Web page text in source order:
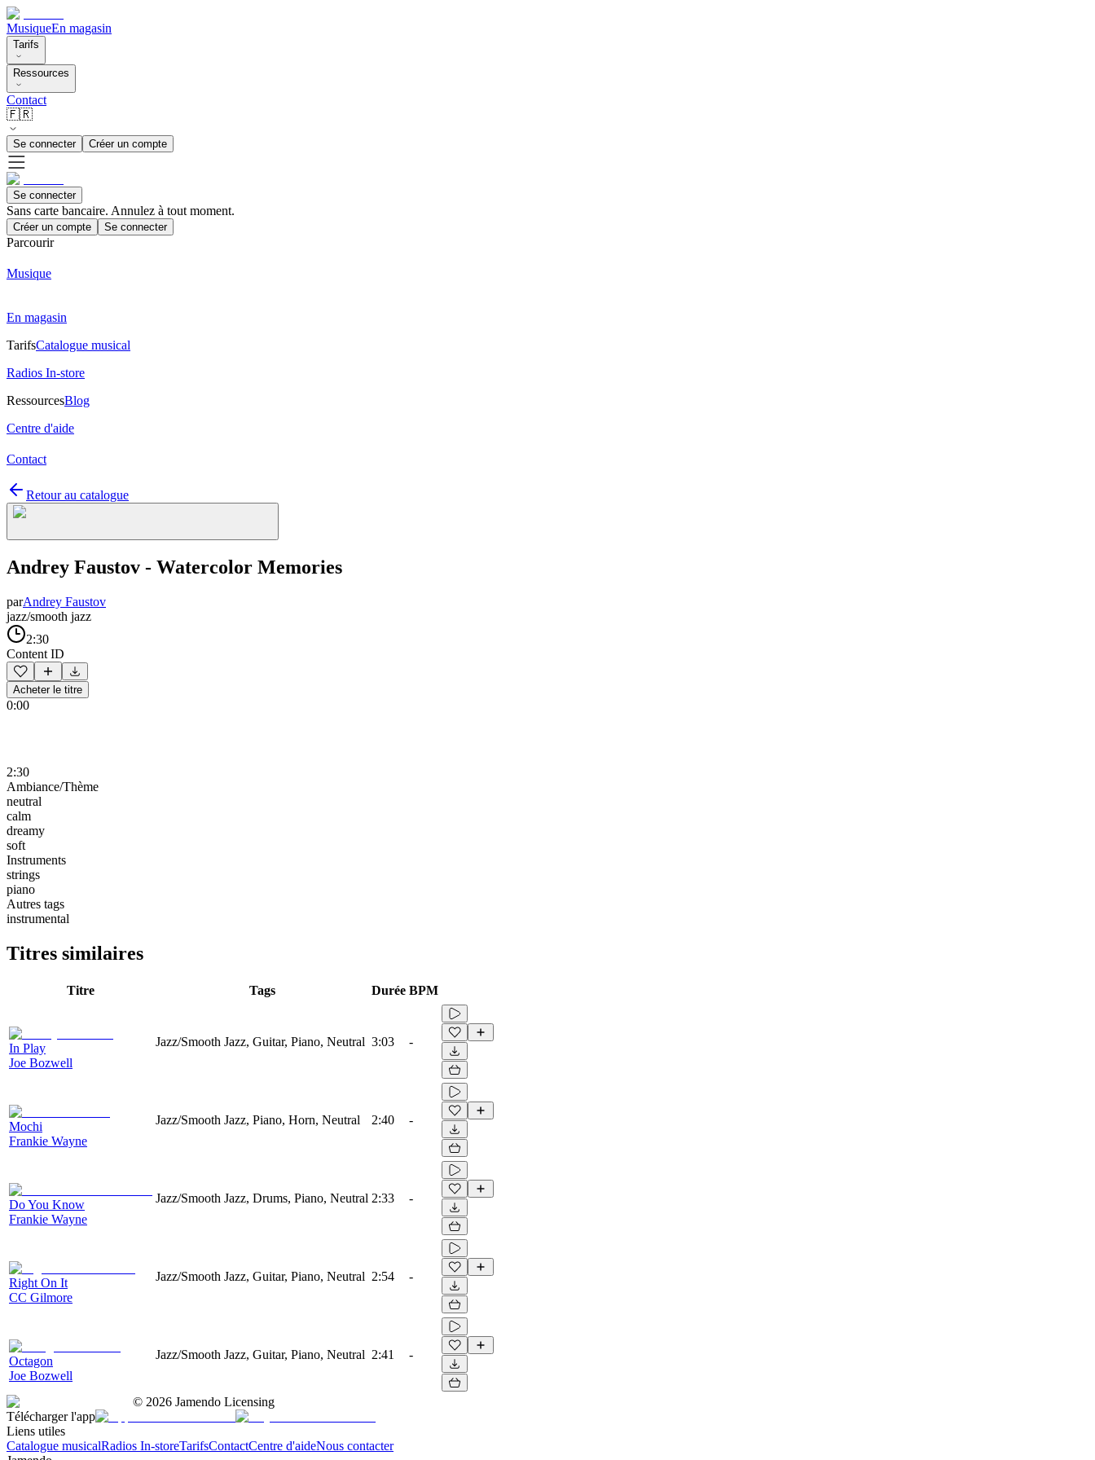
MusiqueEn magasin
Tarifs
Ressources
Contact
🇫🇷
Se connecter Créer un compte
Se connecter
Sans carte bancaire. Annulez à tout moment.
Créer un compte Se connecter
Parcourir
Musique
En magasin
TarifsCatalogue musical
Radios In-store
RessourcesBlog
Centre d'aide
Contact
Retour au catalogue
Andrey Faustov - Watercolor Memories
parAndrey Faustov
jazz/smooth jazz
2:30
Content ID
Acheter le titre
0:00
2:30
Ambiance/Thème
neutral
calm
dreamy
soft
Instruments
strings
piano
Autres tags
instrumental
Titres similaires
Titre Tags Durée BPM
In Play
Joe Bozwell
Jazz/Smooth Jazz, Guitar, Piano, Neutral 3:03 -
Mochi
Frankie Wayne
Jazz/Smooth Jazz, Piano, Horn, Neutral 2:40 -
Do You Know
Frankie Wayne
Jazz/Smooth Jazz, Drums, Piano, Neutral 2:33 -
Right On It
CC Gilmore
Jazz/Smooth Jazz, Guitar, Piano, Neutral 2:54 -
Octagon
Joe Bozwell
Jazz/Smooth Jazz, Guitar, Piano, Neutral 2:41 -
© 2026 Jamendo Licensing
Télécharger l'app
Liens utiles
Catalogue musicalRadios In-storeTarifsContactCentre d'aideNous contacter